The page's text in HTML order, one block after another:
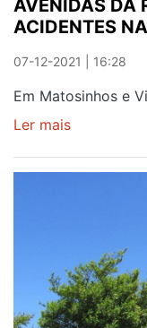
AVENIDAS DA
ACIDENTES
07-12-2021 | 16:28
Em Matosinhos e
Ler mais
NA
REDE